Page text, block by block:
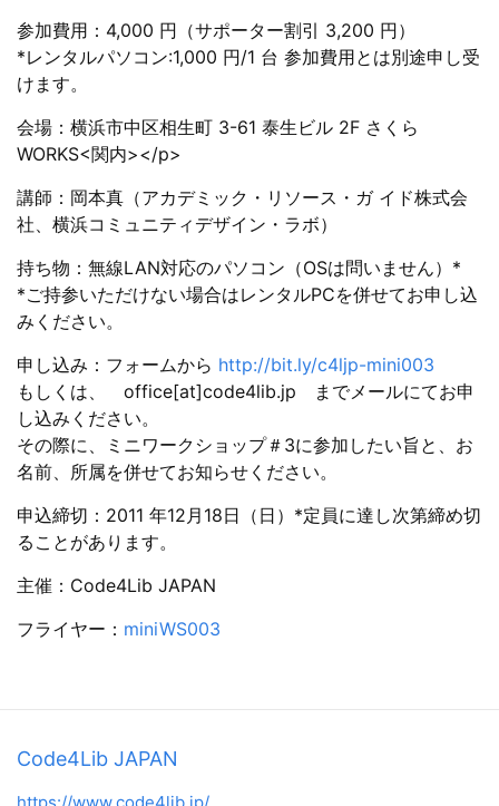
参加費用：4,000 円（サポーター割引 3,200 円）
*レンタルパソコン:1,000 円/1 台 参加費用とは別途申し受
けます。
会場：横浜市中区相生町 3-61 泰生ビル 2F さくら
WORKS<関内></p>
講師：岡本真（アカデミック・リソース・ガ イド株式会
社、横浜コミュニティデザイン・ラボ）
持ち物：無線LAN対応のパソコン（OSは問いません）*
*ご持参いただけない場合はレンタルPCを併せてお申し込
みください。
申し込み：フォームから http://bit.ly/c4ljp-mini003
もしくは、 office[at]code4lib.jp までメールにてお申
し込みください。
その際に、ミニワークショップ＃3に参加したい旨と、お
名前、所属を併せてお知らせください。
申込締切：2011 年12月18日（日）*定員に達し次第締め切
ることがあります。
主催：Code4Lib JAPAN
フライヤー： miniWS003
Code4Lib JAPAN